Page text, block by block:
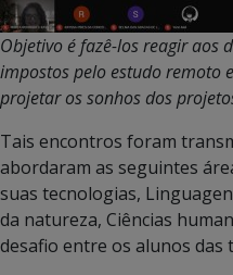
Objetivo é fazê-los reagir aos
impostos pelo estudo remoto
projetar os sonhos dos
Tais encontros foram
abordaram as seguintes
suas tecnologias,
da natureza, Ciências
desafio entre os alunos das